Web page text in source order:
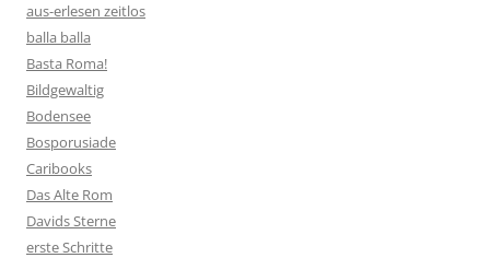
aus-erlesen zeitlos
balla balla
Basta Roma!
Bildgewaltig
Bodensee
Bosporusiade
Caribooks
Das Alte Rom
Davids Sterne
erste Schritte